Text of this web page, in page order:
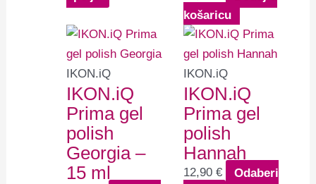
na
stranici
proizvoda
košaricu
IKON.iQ
IKON.iQ
Prima gel
polish
Georgia –
15 ml
IKON.iQ
IKON.iQ
Prima gel
polish
Hannah
12,90 €
Odaberi
Ovaj
proizvod
ima
više
varijanti.
Opcije
se
mogu